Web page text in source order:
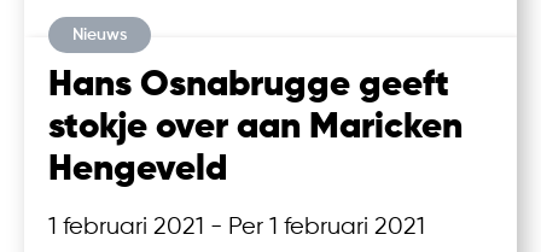
Nieuws
Hans Osnabrugge geeft
stokje over aan Maricken
Hengeveld
1 februari 2021 - Per 1 februari 2021